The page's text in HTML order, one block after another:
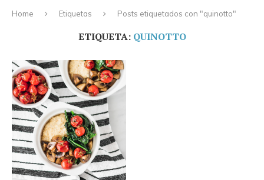
Home Etiquetas Posts etiquetados con "quinotto"
ETIQUETA: QUINOTTO